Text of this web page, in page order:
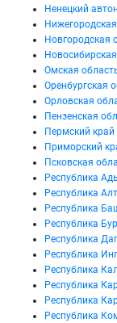
Ненецкий
Новгородская
Омская
Оренбургская
Орловская
Пензенская
Пермский край
Приморский
Псковская
Республика
Республика
Республика
Республика
Республика
Республика
Республика
Республика
Республика
Республика